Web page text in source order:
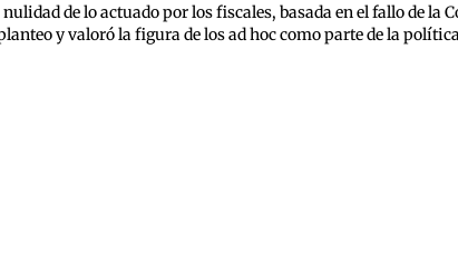
de lo actuado por los fiscales, basada en el fallo de
y valoró la figura de los ad hoc como parte de la